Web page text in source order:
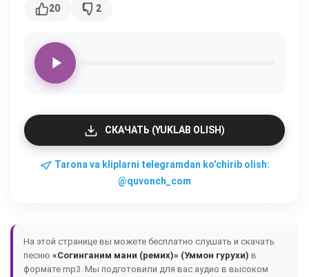
20 2
СКАЧАТЬ (YUKLAB OLISH)
Tarona va kliplarni telegramdan ko'chirib olish:
@quvonch_com
На этой странице вы можете бесплатно слушать и скачать
песню «Согинганим мани (ремих)» (Уммон гурухи) в
формате mp3. Мы подготовили для вас аудио в высоком